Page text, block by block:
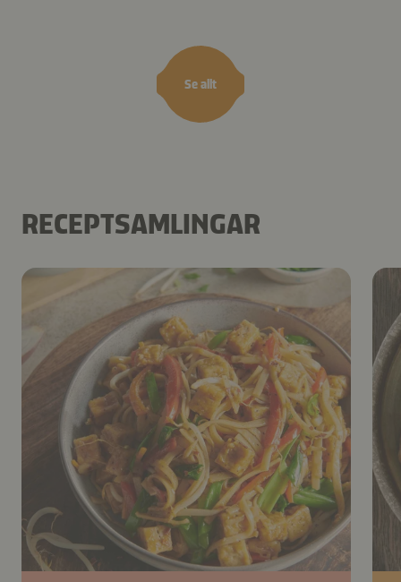
Se allt
RECEPTSAMLINGAR